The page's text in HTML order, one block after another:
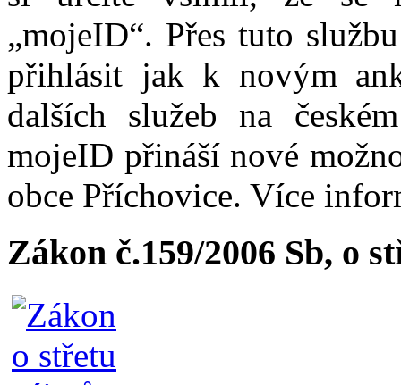
„mojeID“. Přes tuto
přihlásit jak k novým
dalších služeb na
mojeID přináší nové
obce Příchovice. Více
Zákon č.159/2006 Sb, o